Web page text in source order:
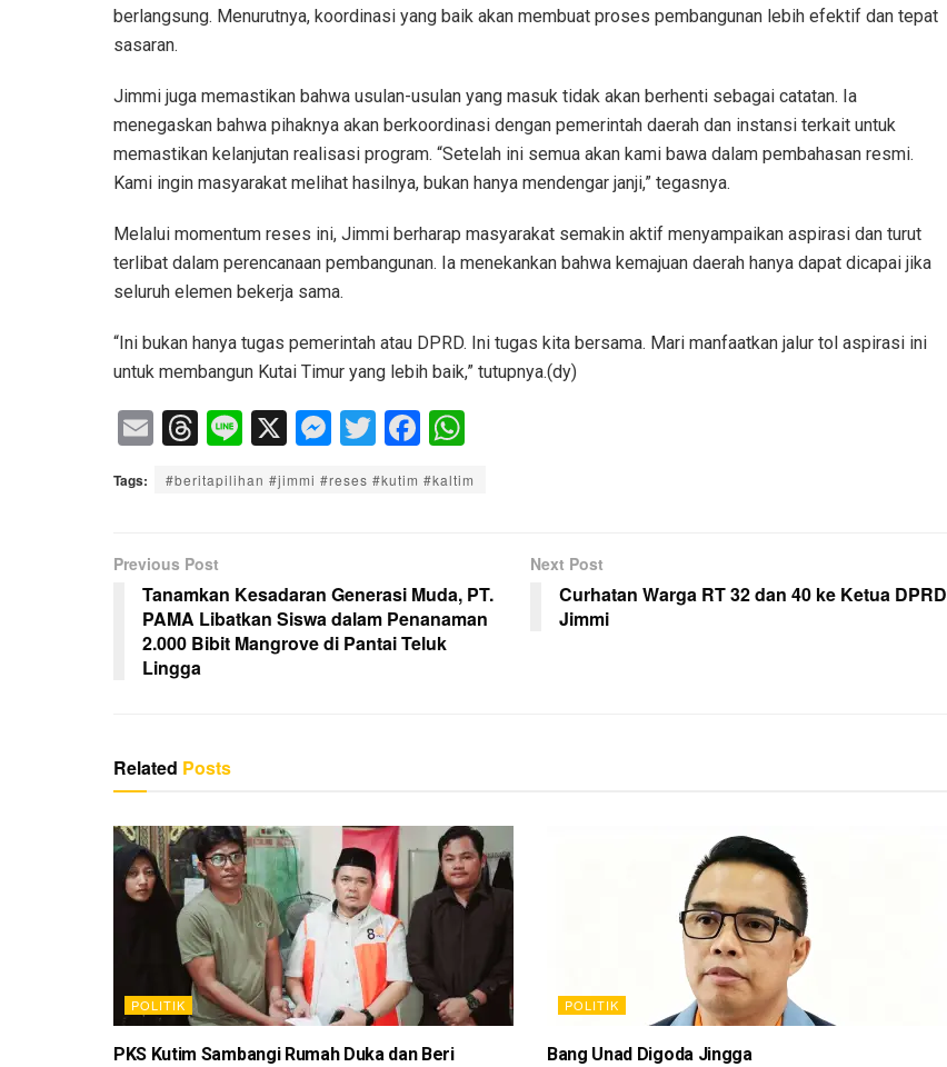
berlangsung. Menurutnya, koordinasi yang baik akan membuat proses pembangunan lebih efektif dan tepat
sasaran.
Jimmi juga memastikan bahwa usulan-usulan yang masuk tidak akan berhenti sebagai catatan. Ia
menegaskan bahwa pihaknya akan berkoordinasi dengan pemerintah daerah dan instansi terkait untuk
memastikan kelanjutan realisasi program. “Setelah ini semua akan kami bawa dalam pembahasan resmi.
Kami ingin masyarakat melihat hasilnya, bukan hanya mendengar janji,” tegasnya.
Melalui momentum reses ini, Jimmi berharap masyarakat semakin aktif menyampaikan aspirasi dan turut
terlibat dalam perencanaan pembangunan. Ia menekankan bahwa kemajuan daerah hanya dapat dicapai jika
seluruh elemen bekerja sama.
“Ini bukan hanya tugas pemerintah atau DPRD. Ini tugas kita bersama. Mari manfaatkan jalur tol aspirasi ini
untuk membangun Kutai Timur yang lebih baik,” tutupnya.(dy)
E
m
ail
T
hr
e
d
s
Li
n
e
X M
e
ss
g
er
T
wi
tt
F
a
c
o
o
h
at
p
p
Tags: #beritapilihan #jimmi #reses #kutim #kaltim
Previous Post
Tanamkan Kesadaran Generasi Muda, PT.
PAMA Libatkan Siswa dalam Penanaman
2.000 Bibit Mangrove di Pantai Teluk
Lingga
Next Post
Curhatan Warga RT 32 dan 40 ke Ketua DPRD
Jimmi
Related Posts
POLITIK
PKS Kutim Sambangi Rumah Duka dan Beri
POLITIK
Bang Unad Digoda Jingga